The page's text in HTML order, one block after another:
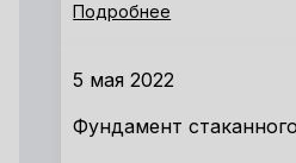
Подробнее
5 мая 2022
Фундамент